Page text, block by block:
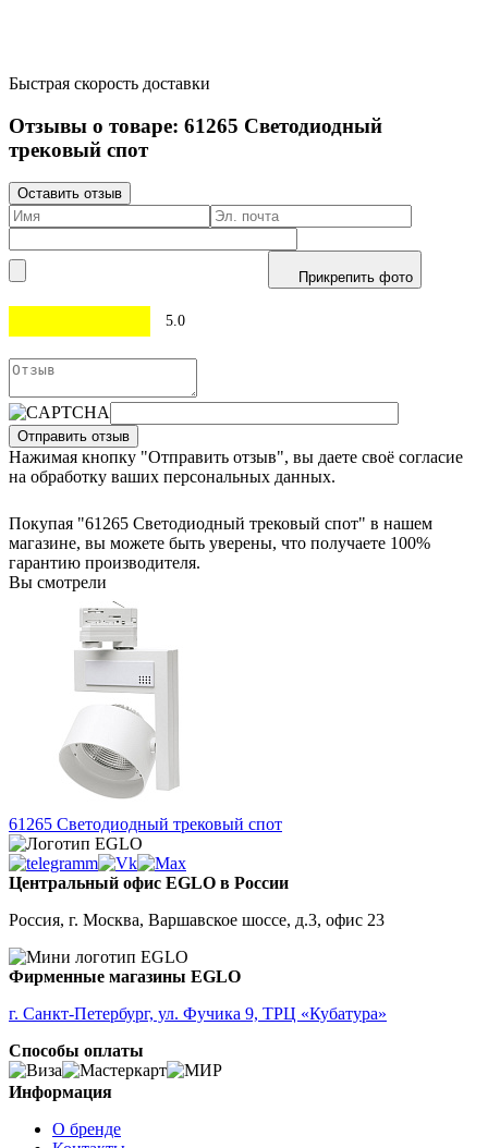
Быстрая скорость доставки
Отзывы о товаре: 61265 Светодиодный
трековый спот
Оставить отзыв
Прикрепить фото
5.0
Отправить отзыв
Нажимая кнопку "Отправить отзыв", вы даете своё согласие
на обработку ваших персональных данных.
Покупая "61265 Светодиодный трековый спот" в нашем
магазине, вы можете быть уверены, что получаете 100%
гарантию производителя.
Вы смотрели
61265 Светодиодный трековый спот
Центральный офис EGLO в России
Россия, г. Москва, Варшавское шоссе, д.3, офис 23
Фирменные магазины EGLO
г. Санкт-Петербург, ул. Фучика 9, ТРЦ «Кубатура»
Способы оплаты
Информация
О бренде